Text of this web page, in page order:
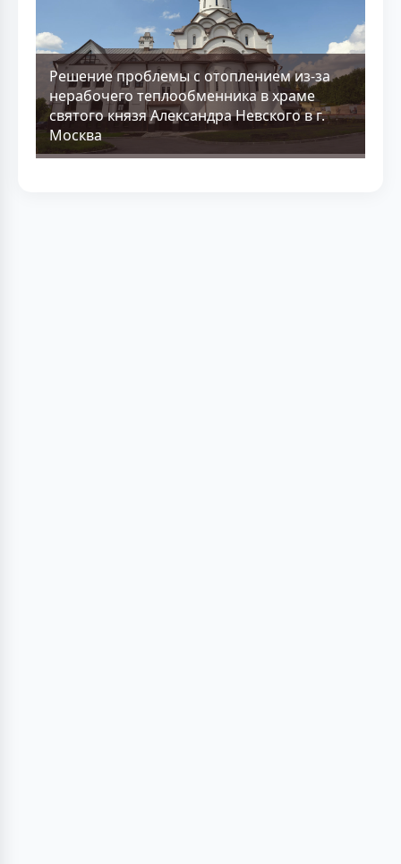
Решение проблемы с отоплением из-за
нерабочего теплообменника в храме
святого князя Александра Невского в г.
Москва